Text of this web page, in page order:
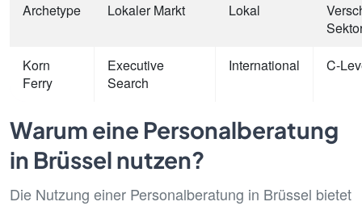
Archetype Lokaler Markt Lokal
Korn
Ferry
Executive
Search
International C-
Warum eine Personalberatung
in Brüssel nutzen?
Die Nutzung einer Personalberatung in Brüssel bietet